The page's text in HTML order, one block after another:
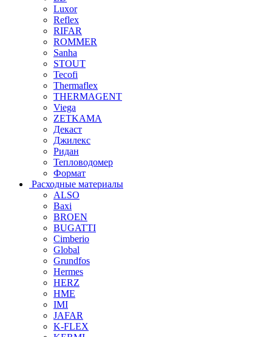
Luxor
Reflex
RIFAR
ROMMER
Sanha
STOUT
Tecofi
Thermaflex
THERMAGENT
Viega
ZETKAMA
Декаст
Джилекс
Ридан
Тепловодомер
Формат
Расходные материалы
ALSO
Baxi
BROEN
BUGATTI
Cimberio
Global
Grundfos
Hermes
HERZ
HME
IMI
JAFAR
K-FLEX